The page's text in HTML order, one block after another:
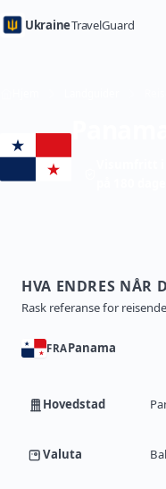
UkraineTravelGuard
HVA ENDRES NÅR
Rask referanse for
FRAPanama
Hovedstad
Valuta